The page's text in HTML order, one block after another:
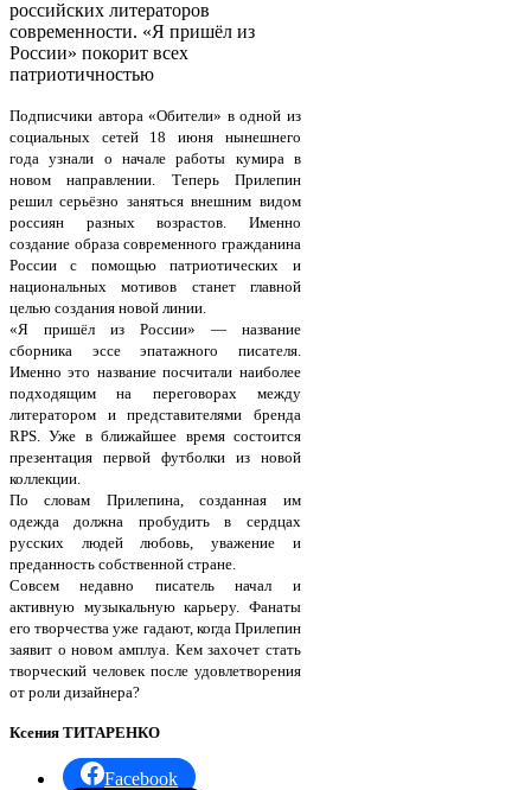
российских литераторов
современности. «Я пришёл из
России» покорит всех
патриотичностью
Подписчики автора «Обители» в одной из
социальных сетей 18 июня нынешнего
года узнали о начале работы кумира в
новом направлении. Теперь Прилепин
решил серьёзно заняться внешним видом
россиян разных возрастов. Именно
создание образа современного гражданина
России с помощью патриотических и
национальных мотивов станет главной
целью создания новой линии.
«Я пришёл из России» — название
сборника эссе эпатажного писателя.
Именно это название посчитали наиболее
подходящим на переговорах между
литератором и представителями бренда
RPS. Уже в ближайшее время состоится
презентация первой футболки из новой
коллекции.
По словам Прилепина, созданная им
одежда должна пробудить в сердцах
русских людей любовь, уважение и
преданность собственной стране.
Совсем недавно писатель начал и
активную музыкальную карьеру. Фанаты
его творчества уже гадают, когда Прилепин
заявит о новом амплуа. Кем захочет стать
творческий человек после удовлетворения
от роли дизайнера?
Ксения ТИТАРЕНКО
Facebook